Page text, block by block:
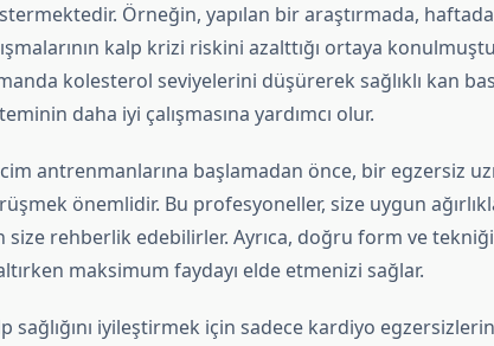
Örneğin, yapılan bir araştırmada, haftada
kalp krizi riskini azalttığı ortaya
kolesterol seviyelerini düşürerek sağlıklı kan
daha iyi çalışmasına yardımcı olur.
antrenmanlarına başlamadan önce, bir egzersiz
önemlidir. Bu profesyoneller, size uygun
size rehberlik edebilirler. Ayrıca, doğru form ve
maksimum faydayı elde etmenizi sağlar.
sağlığını iyileştirmek için sadece kardiyo